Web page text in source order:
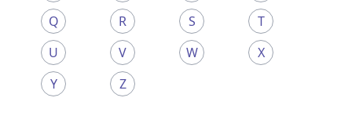
Q
R S
T
U
V W
X
Y
Z